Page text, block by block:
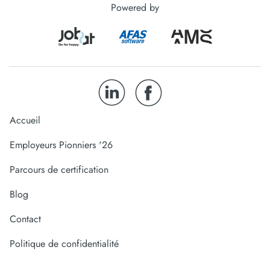
Powered by
Accueil
Employeurs Pionniers '26
Parcours de certification
Blog
Contact
Politique de confidentialité